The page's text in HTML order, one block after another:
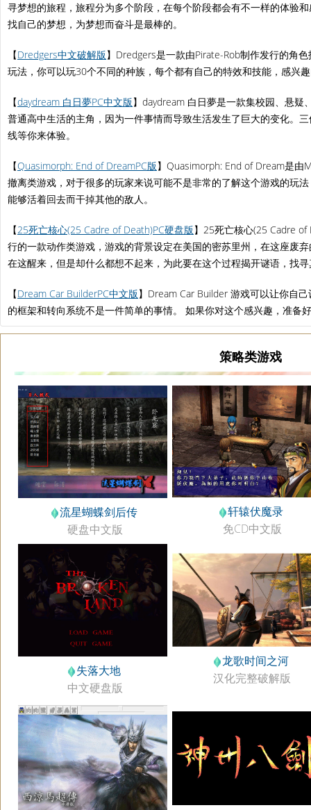
寻梦想的旅程，旅程分为多个阶段，在每个阶段都会有不一样的体验
找自己的梦想，为梦想而奋斗是最棒的。
【Dredgers中文破解版】Dredgers是一款由Pirate-Rob制作发行的角
玩法，你可以玩30个不同的种族，每个都有自己的特效和技能，感兴
【daydream 白日夢PC中文版】daydream 白日夢是一款集校园、悬疑
普通高中生活的主角，因为一件事情而导致生活发生了巨大的变化。
线等你来体验。
【Quasimorph: End of DreamPC版】Quasimorph: End of Dream是由
撤离类游戏，对于很多的玩家来说可能不是非常的了解这个游戏的玩
能够活着回去而干掉其他的敌人。
【25死亡核心(25 Cadre of Death)PC硬盘版】25死亡核心(25 Cadre
行的一款动作类游戏，游戏的背景设定在美国的密苏里州，在这座废
在这醒来，但是却什么都想不起来，为此要在这个过程揭开谜语，找
【Dream Car BuilderPC中文版】Dream Car Builder 游戏可以让你自
的框架和转向系统不是一件简单的事情。 如果你对这个感兴趣，准备
策略类游戏
流星蝴蝶剑后传
硬盘中文版
轩辕伏魔录
免CD中文版
失落大地
中文硬盘版
龙歌时间之河
汉化完整破解版